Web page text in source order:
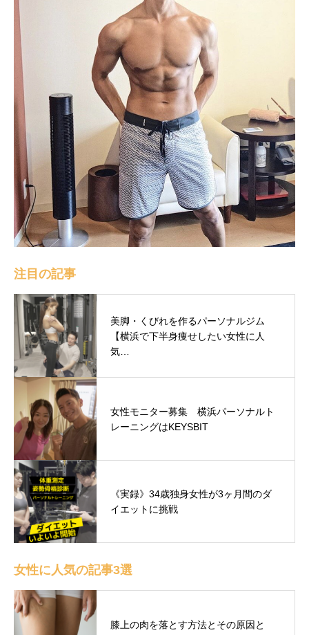
注目の記事
美脚・くびれを作るパーソナルジム
【横浜で下半身痩せしたい女性に人
気…
女性モニター募集 横浜パーソナルト
レーニングはKEYSBIT
《実録》34歳独身女性が3ヶ月間のダ
イエットに挑戦
女性に人気の記事3選
膝上の肉を落とす方法とその原因と